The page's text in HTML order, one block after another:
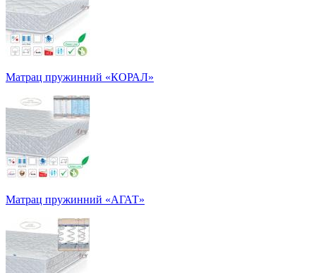
Матрац пружинний «КОРАЛ»
Матрац пружинний «АГАТ»